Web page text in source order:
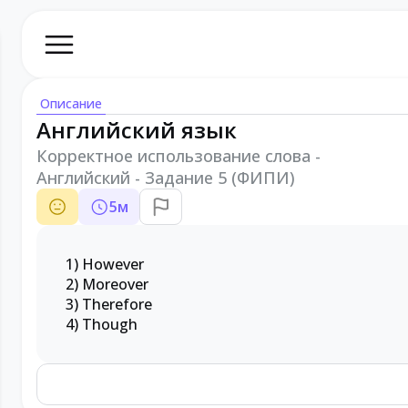
Описание
Английский язык
Корректное использование слова -
Английский - Задание 5 (ФИПИ)
5м
1) However
2) Moreover
3) Therefore
4) Though